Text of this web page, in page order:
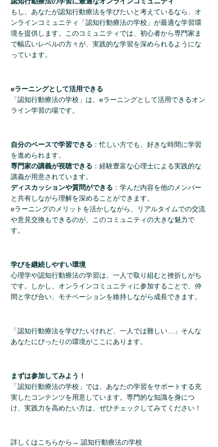
もし、あなたが認知行動療法を学びたいと考えているなら、オ
ンラインコミュニティ「認知行動療法の学校」が最適な学習環
境を提供します。このコミュニティでは、初心者から専門家ま
で幅広いレベルの方々が、実践的な学習を深められるようにな
っています。
eラーニングとして活用できる
「認知行動療法の学校」は、eラーニングとして活用できるオン
ライン学習の場です。
自分のペースで学習できる ：忙しい方でも、好きな時間に学習
を進められます。
専門家の講義が視聴できる ：経験豊富な心理士による実践的な
講義が用意されています。
ディスカッションや質問ができる ：学んだ内容を他のメンバー
と共有しながら理解を深めることができます。
eラーニングのメリットを活かしながら、リアルタイムでの交流
や意見交換もできるのが、このコミュニティの大きな魅力で
す。
学びを継続しやすい環境
心理学や認知行動療法の学習は、一人で取り組むと挫折しがち
です。しかし、オンラインコミュニティに参加することで、仲
間と学び合い、モチベーションを維持しながら成長できます。
「認知行動療法を学びたいけれど、一人では難しい…」そんな
あなたにぴったりの環境がここにあります。
まずは参加してみよう！
「認知行動療法の学校」では、あなたの学習をサポートする充
実したコンテンツを用意しています。専門的な知識を身につ
け、実践力を高めたい方は、ぜひチェックしてみてください！
詳しくはこちらから→ 認知行動療法の学校